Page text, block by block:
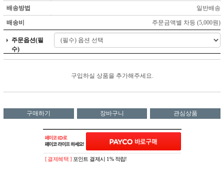
배송방법 일반배송
배송비 주문금액별 차등 (5,000원)
주문옵션(필
수)
구입하실 상품을 추가해주세요.
구매하기 장바구니 관심상품
[ 결제혜택 ] 포인트 결제시 1% 적립!